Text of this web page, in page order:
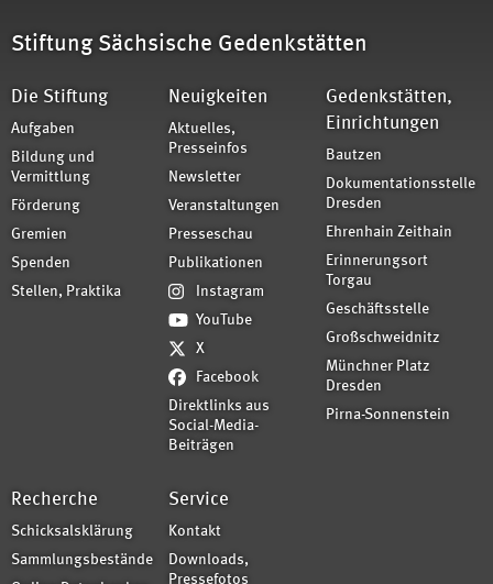
Stiftung Sächsische Gedenkstätten
Die Stiftung
Aufgaben
Bildung und
Vermittlung
Förderung
Gremien
Spenden
Stellen, Praktika
Neuigkeiten
Aktuelles,
Presseinfos
Newsletter
Veranstaltungen
Presseschau
Publikationen
Instagram
YouTube
X
Facebook
Direktlinks aus
Social-Media-
Beiträgen
Gedenkstätten,
Einrichtungen
Bautzen
Dokumentationsstelle
Dresden
Ehrenhain Zeithain
Erinnerungsort
Torgau
Geschäftsstelle
Großschweidnitz
Münchner Platz
Dresden
Pirna-Sonnenstein
Recherche
Schicksalsklärung
Sammlungsbestände
Service
Kontakt
Downloads,
Pressefotos